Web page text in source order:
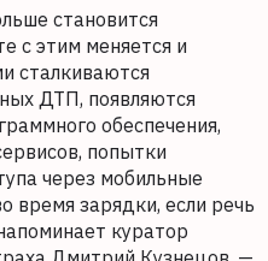
становится
с этим меняется и
сталкиваются
ДТП, появляются
обеспечения,
попытки
через мобильные
время зарядки, если речь
куратор